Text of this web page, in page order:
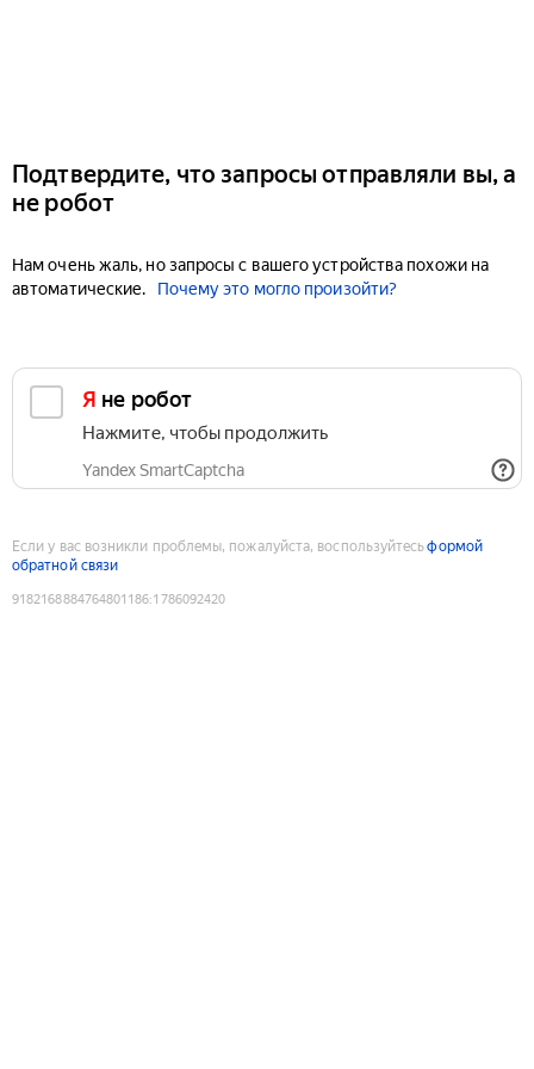
Подтвердите, что запросы отправляли вы, а
не робот
Нам очень жаль, но запросы с вашего устройства похожи на
автоматические.
Почему это могло произойти?
Я не робот
Нажмите, чтобы продолжить
Yandex SmartCaptcha
Если у вас возникли проблемы, пожалуйста, воспользуйтесьформой
обратной связи
9182168884764801186:1786092420